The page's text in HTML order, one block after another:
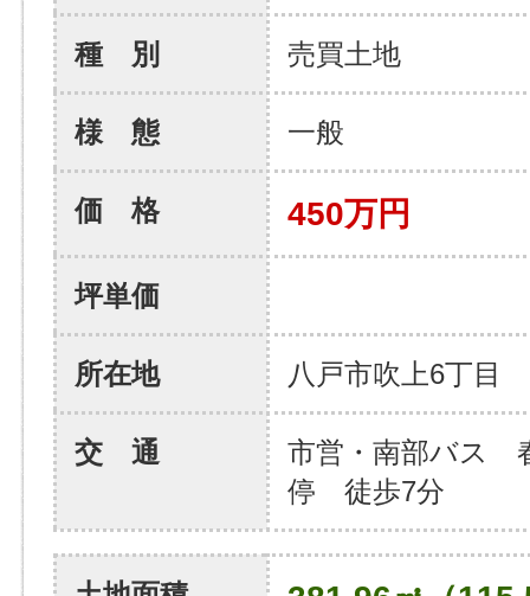
種 別 売買土地
様 態 一般
価 格 450万円
坪単価
所在地 八戸市吹上6丁目
交 通
市営・南部バス
停 徒歩7分